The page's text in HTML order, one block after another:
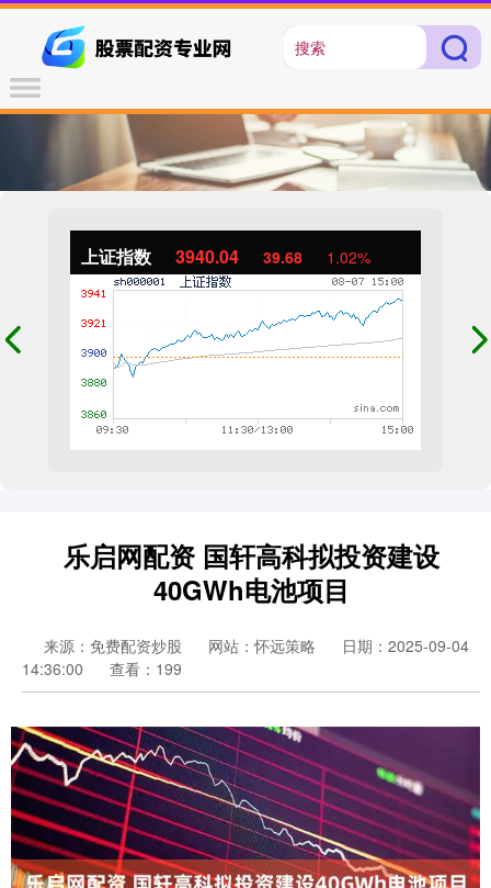
上证指数 3940.04 39.68 1.02%
乐启网配资 国轩高科拟投资建设
40GWh电池项目
来源：免费配资炒股 网站：怀远策略
日期：2025-09-04
14:36:00
查看：199